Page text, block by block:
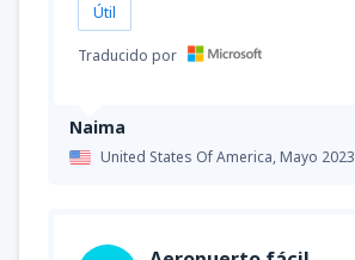
Naima
United States Of America,Mayo 2023
Útil
Traducido por